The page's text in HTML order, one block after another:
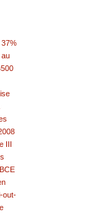
37%
au
III
out-